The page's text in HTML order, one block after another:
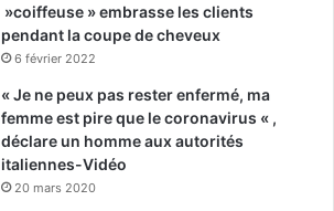
»coiffeuse » embrasse les clients
pendant la coupe de cheveux
6 février 2022
« Je ne peux pas rester enfermé, ma
femme est pire que le coronavirus « ,
déclare un homme aux autorités
italiennes-Vidéo
20 mars 2020